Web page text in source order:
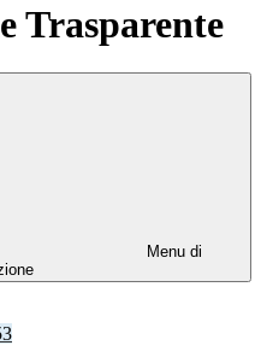
Trasparente
Menu di